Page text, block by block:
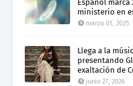
Español marca
ministerio en
marzo 01, 2025
Llega a la
presentando
exaltación de
junio 27, 2026